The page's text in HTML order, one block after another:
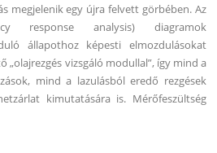
megjelenik egy újra felvett görbében. Az
response analysis) diagramok
állapothoz képesti elmozdulásokat
„olajrezgés vizsgáló modullal”, így mind a
mind a lazulásból eredő rezgések
kimutatására is. Mérőfeszültség